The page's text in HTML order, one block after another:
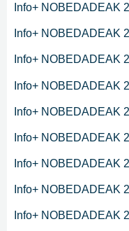
Info+ NOBEDADEAK
Info+ NOBEDADEAK
Info+ NOBEDADEAK
Info+ NOBEDADEAK
Info+ NOBEDADEAK
Info+ NOBEDADEAK
Info+ NOBEDADEAK
Info+ NOBEDADEAK
Info+ NOBEDADEAK